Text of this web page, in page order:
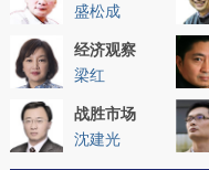
盛松成
经济观察
梁红
战胜市场
沈建光